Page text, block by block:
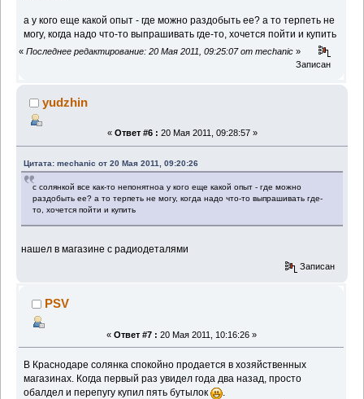
а у кого еще какой опыт - где можно раздобыть ее? а то терпеть не
могу, когда надо что-то выпрашивать где-то, хочется пойти и купить
« Последнее редактирование: 20 Мая 2011, 09:25:07 от mechanic »
Записан
yudzhin
« Ответ #6 : 20 Мая 2011, 09:28:57 »
Цитата: mechanic от 20 Мая 2011, 09:20:26
с солянкой все как-то непонятноа у кого еще какой опыт - где можно
раздобыть ее? а то терпеть не могу, когда надо что-то выпрашивать где-
то, хочется пойти и купить
нашел в магазине с радиодеталями
Записан
PSV
« Ответ #7 : 20 Мая 2011, 10:16:26 »
В Краснодаре солянка спокойно продается в хозяйственных
магазинах. Когда первый раз увидел года два назад, просто
обалдел и перепугу купил пять бутылок